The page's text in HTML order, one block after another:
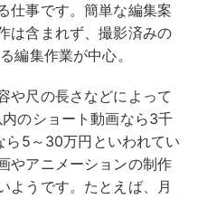
仕事です。簡単な編集案
は含まれず、撮影済みの
編集作業が中心。
や尺の長さなどによって
のショート動画なら3千
ら5～30万円といわれてい
やアニメーションの制作
ようです。たとえば、月